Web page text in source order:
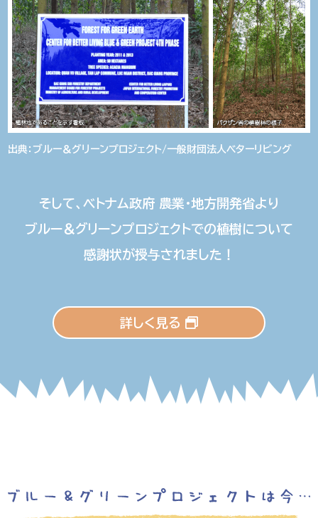
出典：ブルー＆グリーンプロジェクト/一般財団法人ベターリビング
そして、 ベトナム政府 農業・地方開発省より
ブルー＆グリーンプロジェクトでの植樹について
感謝状が授与されました！
詳しく見る